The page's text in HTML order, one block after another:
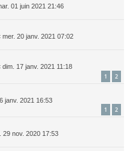
01 juin 2021 21:46
mer. 20 janv. 2021 07:02
dim. 17 janv. 2021 11:18
1 2
janv. 2021 16:53
1 2
29 nov. 2020 17:53